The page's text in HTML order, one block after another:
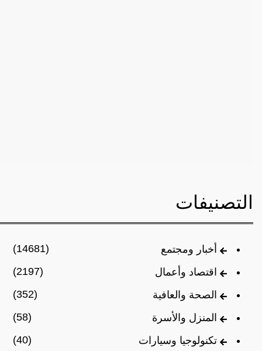
التصنيفات
أخبار ومجتمع
(14681)
اقتصاد وأعمال
(2197)
الصحة والعافية
(352)
المنزل والأسرة
(58)
تكنولوجيا وسيارات
(40)